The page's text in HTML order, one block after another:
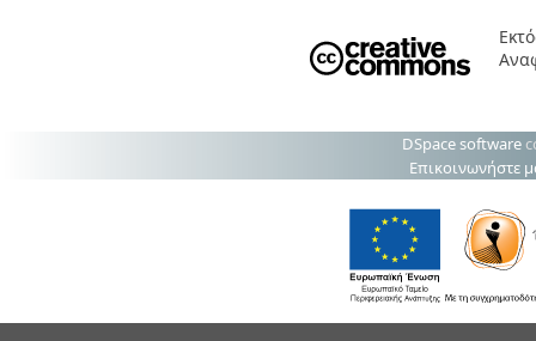
DSpace software
Επικοινωνήστε